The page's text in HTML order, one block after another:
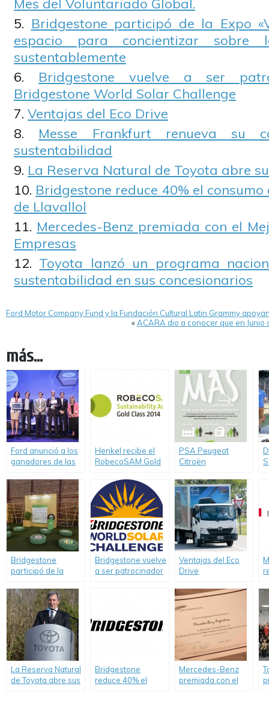
Mes del Voluntariado Global.
Bridgestone participó de la Expo
espacio para concientizar
sustentablemente
Bridgestone vuelve a ser
Bridgestone World Solar Challenge
Ventajas del Eco Drive
Messe Frankfurt renueva su
sustentabilidad
La Reserva Natural de Toyota abre
Bridgestone reduce 40% el
de Llavallol
Mercedes-Benz premiada con el
Empresas
Toyota lanzó un programa
sustentabilidad en sus concesionarios
Ford Motor Company Fund y la Fundación Cultural Latin Grammy
«ACARA dio a conocer que en
más...
Ford anunció a los
ganadores de las
de Innovación en
Movilidad.
Henkel recibe el
RobecoSAM Gold
PSA Peugeot
Citroën
el medio ambiente
Bridgestone
participó de la
Sustentabilidad»,
espacio para
concientizar sobre
la forma de vivir
sustentablemente
Bridgestone vuelve
a ser patrocinador
Ventajas del Eco
Drive
La Reserva Natural
de Toyota abre sus
Bridgestone
reduce 40% el
Mercedes-Benz
premiada con el